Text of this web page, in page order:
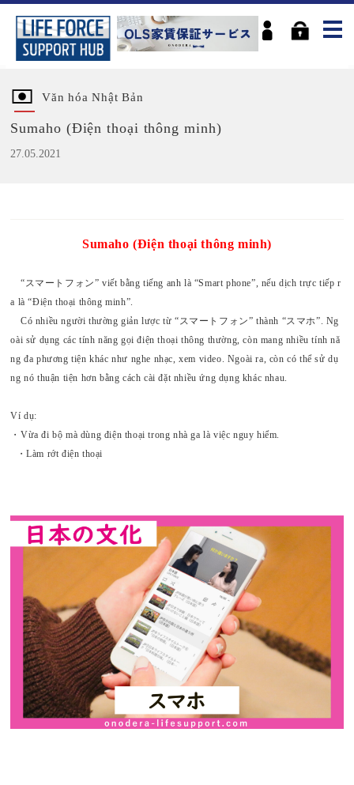
Văn hóa Nhật Bản
Sumaho (Điện thoại thông minh)
27.05.2021
Sumaho (Điện thoại thông minh)
“スマートフォン” viết bằng tiếng anh là “Smart phone”, nếu dịch trực tiếp r
a là “Điện thoại thông minh”.
Có nhiều người thường giản lược từ “スマートフォン” thành “スマホ”. Ng
oài sử dụng các tính năng gọi điện thoại thông thường, còn mang nhiều tính nă
ng đa phương tiện khác như nghe nhạc, xem video. Ngoài ra, còn có thể sử dụ
ng nó thuận tiện hơn bằng cách cài đặt nhiều ứng dụng khác nhau.
Ví dụ:
・Vừa đi bộ mà dùng điện thoại trong nhà ga là việc nguy hiểm.
・Làm rớt điện thoại